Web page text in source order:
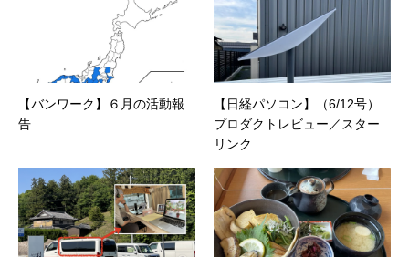
【バンワーク】６月の活動報
告
【日経パソコン】（6/12号）
プロダクトレビュー／スター
リンク